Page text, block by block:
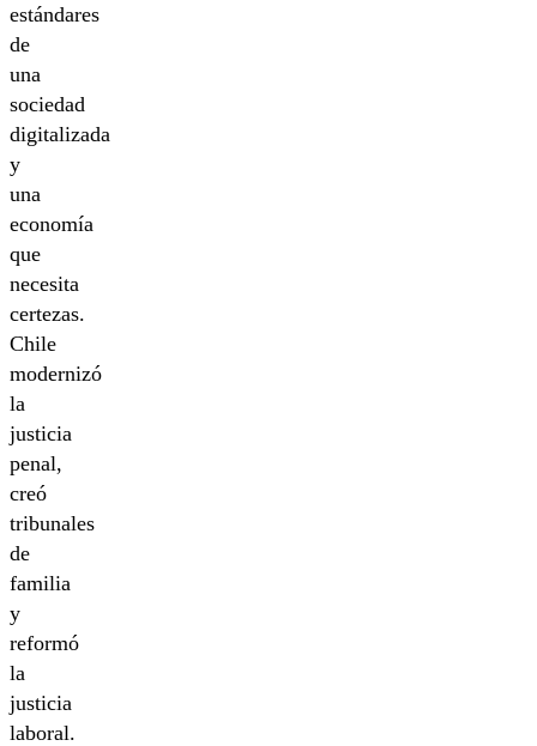
estándares
de
una
sociedad
digitalizada
y
una
economía
que
necesita
certezas.
Chile
modernizó
la
justicia
penal,
creó
tribunales
de
familia
y
reformó
la
justicia
laboral.